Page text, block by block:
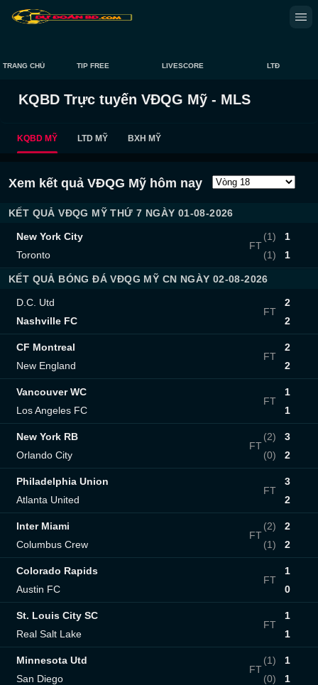
TRANG CHỦ TIP FREE LIVESCORE LTĐ
KQBD Trực tuyến VĐQG Mỹ - MLS
KQBD MỸ LTD MỸ BXH MỸ
Xem kết quả VĐQG Mỹ hôm nay
KẾT QUẢ VĐQG MỸ THỨ 7 NGÀY 01-08-2026
FT
New York City
Toronto
1
1
(1)
(1)
KẾT QUẢ BÓNG ĐÁ VĐQG MỸ CN NGÀY 02-08-2026
FT
D.C. Utd
Nashville FC
2
2
FT
CF Montreal
New England
2
2
FT
Vancouver WC
Los Angeles FC
1
1
FT
New York RB
Orlando City
3
2
(2)
(0)
FT
Philadelphia Union
Atlanta United
3
2
FT
Inter Miami
Columbus Crew
2
2
(2)
(1)
FT
Colorado Rapids
Austin FC
1
0
FT
St. Louis City SC
Real Salt Lake
1
1
FT
Minnesota Utd
San Diego
1
1
(1)
(0)